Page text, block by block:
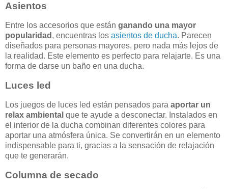
Asientos
Entre los accesorios que están ganando una mayor
popularidad , encuentras los asientos de ducha. Parecen
diseñados para personas mayores, pero nada más lejos de
la realidad. Este elemento es perfecto para relajarte. Es una
forma de darse un baño en una ducha.
Luces led
Los juegos de luces led están pensados para aportar un
relax ambiental que te ayude a desconectar. Instalados en
el interior de la ducha combinan diferentes colores para
aportar una atmósfera única. Se convertirán en un elemento
indispensable para ti, gracias a la sensación de relajación
que te generarán.
Columna de secado